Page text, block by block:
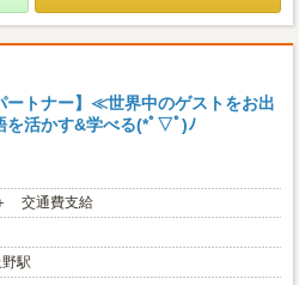
ートナー】≪世界中のゲストをお出
活かす&学べる(*ﾟ▽ﾟ)ﾉ
交通費支給
駅